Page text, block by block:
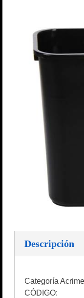
Descripción
Categoría
CÓDIGO: